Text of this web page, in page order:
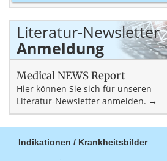
Literatur-Newsletter
Anmeldung
Medical NEWS Report
Hier können Sie sich für unseren
Literatur-Newsletter anmelden. →
Indikationen / Krankheitsbilder